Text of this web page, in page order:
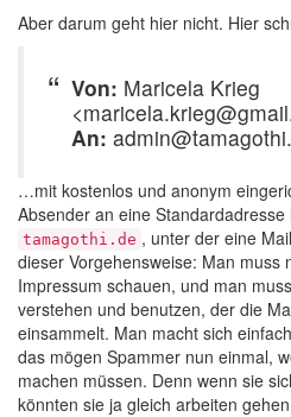
Aber darum geht hier nicht. Hier
Von: Maricela Krieg
An:
…mit kostenlos und anonym
Absender an eine Standardadresse
tamagothi.de , unter der eine
dieser Vorgehensweise: Man muss
Impressum schauen, und man
verstehen und benutzen, der die
einsammelt. Man macht sich
das mögen Spammer nun einmal,
machen müssen. Denn wenn sie
könnten sie ja gleich arbeiten